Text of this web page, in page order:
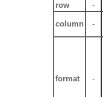
row
-
column -
format -